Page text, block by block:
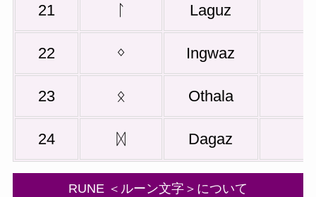
21 ᛚ Laguz
22 ᛜ Ingwaz
23 ᛟ Othala
24 ᛞ Dagaz
RUNE ＜ルーン文字＞について